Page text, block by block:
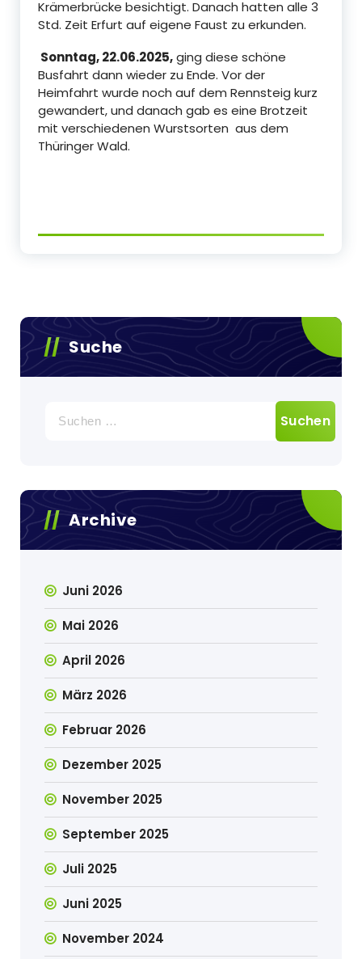
Krämerbrücke besichtigt. Danach hatten alle 3
Std. Zeit Erfurt auf eigene Faust zu erkunden.
Sonntag, 22.06.2025,ging diese schöne
Busfahrt dann wieder zu Ende. Vor der
Heimfahrt wurde noch auf dem Rennsteig kurz
gewandert, und danach gab es eine Brotzeit
mit verschiedenen Wurstsorten aus dem
Thüringer Wald.
Suche
nach:
Archive
Juni 2026
Mai 2026
April 2026
März 2026
Februar 2026
Dezember 2025
November 2025
September 2025
Juli 2025
Juni 2025
November 2024